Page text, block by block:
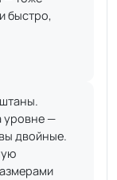
быстро,
уровне —
двойные.